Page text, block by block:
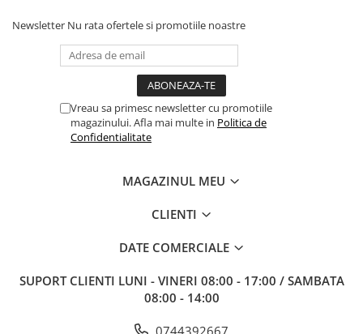
Newsletter Nu rata ofertele si promotiile noastre
Vreau sa primesc newsletter cu promotiile
magazinului. Afla mai multe in Politica de
Confidentialitate
MAGAZINUL MEU
CLIENTI
DATE COMERCIALE
SUPORT CLIENTI LUNI - VINERI 08:00 - 17:00 / SAMBATA
08:00 - 14:00
0744392667